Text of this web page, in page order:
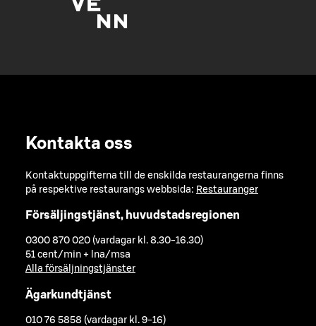
Kontakta oss
Kontaktuppgifterna till de enskilda restaurangerna finns
på respektive restaurangs webbsida: Restauranger
Försäljingstjänst, huvudstadsregionen
0300 870 020 (vardagar kl. 8.30-16.30)
51 cent/min + lna/msa
Alla försäljningstjänster
Ägarkundtjänst
010 76 5858 (vardagar kl. 9-16)